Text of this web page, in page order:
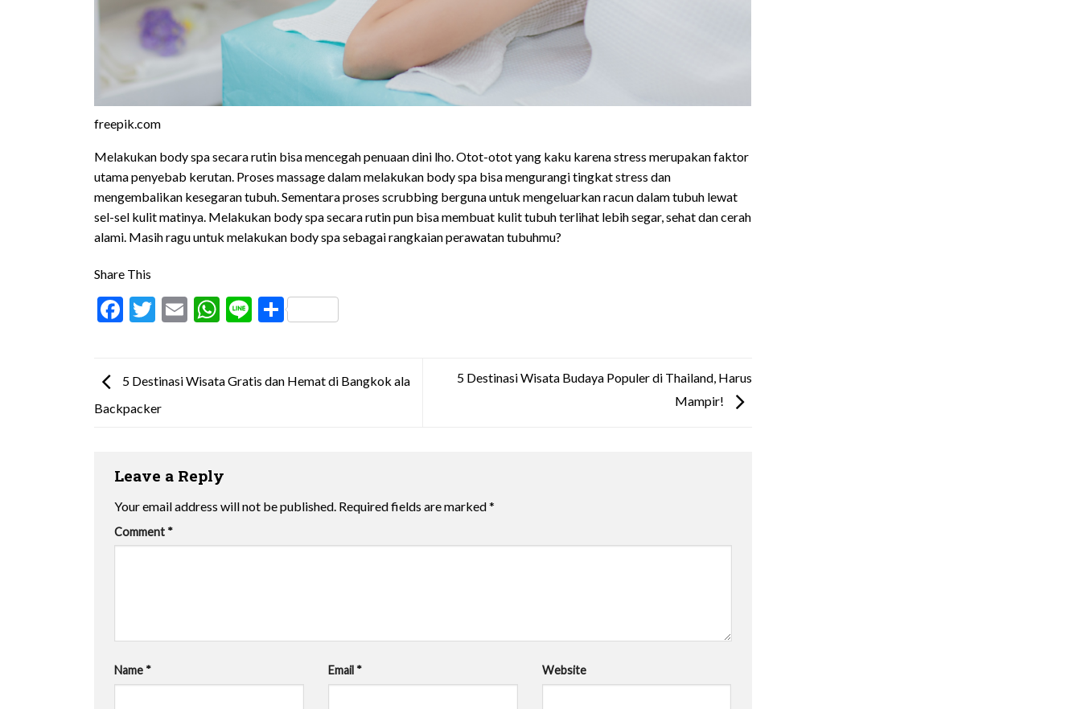
freepik.com
Melakukan body spa secara rutin bisa mencegah penuaan dini lho. Otot-otot yang kaku karena stress merupakan faktor
utama penyebab kerutan. Proses massage dalam melakukan body spa bisa mengurangi tingkat stress dan
mengembalikan kesegaran tubuh. Sementara proses scrubbing berguna untuk mengeluarkan racun dalam tubuh lewat
sel-sel kulit matinya. Melakukan body spa secara rutin pun bisa membuat kulit tubuh terlihat lebih segar, sehat dan cerah
alami. Masih ragu untuk melakukan body spa sebagai rangkaian perawatan tubuhmu?
Share This
Facebook
Twitter
EmailWhatsApp
LineShare
5 Destinasi Wisata Gratis dan Hemat di Bangkok ala
Backpacker
5 Destinasi Wisata Budaya Populer di Thailand, Harus
Mampir!
Leave a Reply
Your email address will not be published. Required fields are marked*
Comment *
Name * Email * Website